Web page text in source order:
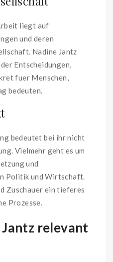
liegt auf
und deren
Nadine Jantz
Entscheidungen,
fuer Menschen,
bedeuten.
bedeutet bei ihr nicht
Vielmehr geht es um
und
Politik und Wirtschaft.
Zuschauer ein tieferes
Prozesse.
relevant